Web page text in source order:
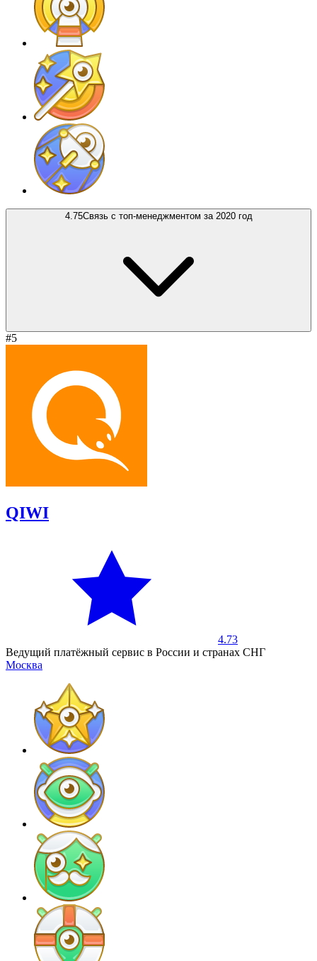
4.75Связь с топ-менеджментом за 2020 год
#5
QIWI
4.73
Ведущий платёжный сервис в России и странах СНГ
Москва